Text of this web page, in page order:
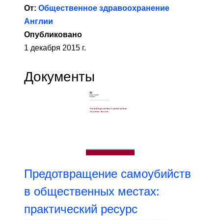
От: Общественное здравоохранение
Англии
Опубликовано
1 декабря 2015 г.
Документы
Предотвращение самоубийств
в общественных местах:
практический ресурс